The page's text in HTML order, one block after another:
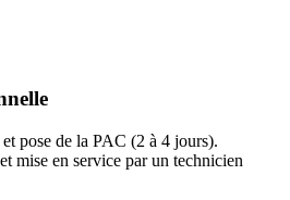
pose de la PAC (2 à 4 jours).
mise en service par un technicien